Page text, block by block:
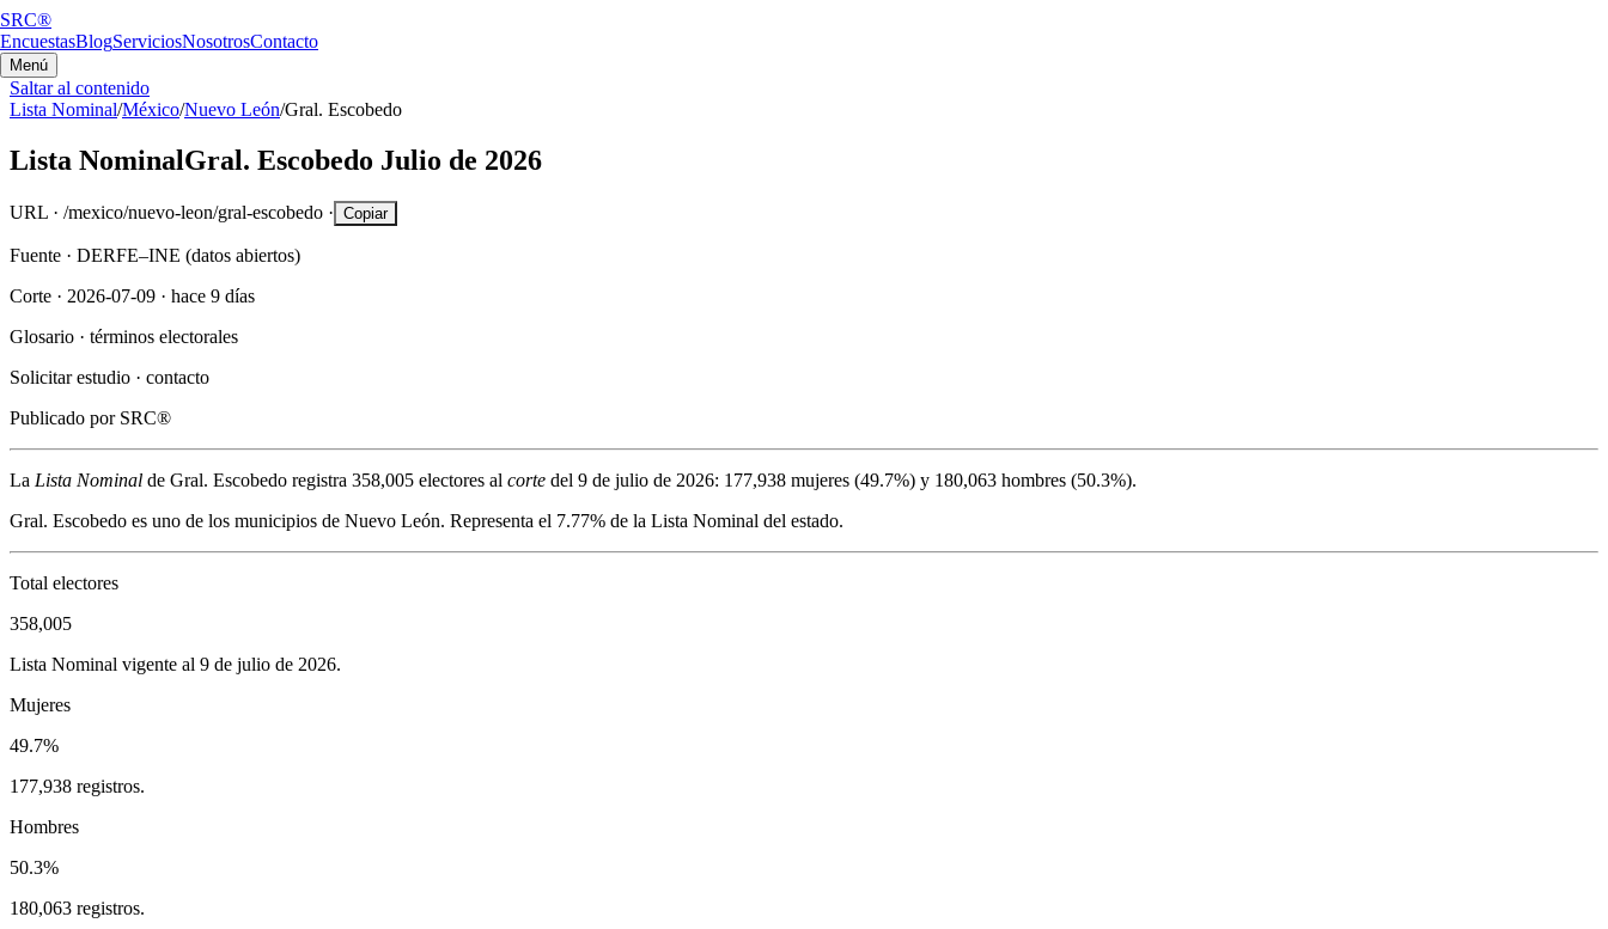
SRC®
EncuestasBlogServiciosNosotrosContacto
Menú
Saltar al contenido
Lista Nominal/México/Nuevo León/Gral. Escobedo
Lista NominalGral. Escobedo Julio de 2026
URL · /mexico/nuevo-leon/gral-escobedo · Copiar
Fuente · DERFE–INE (datos abiertos)
Corte · 2026-07-09 · hace 9 días
Glosario · términos electorales
Solicitar estudio · contacto
Publicado por SRC®
La Lista Nominal de Gral. Escobedo registra 358,005 electores al corte del 9 de julio de 2026: 177,938 mujeres (49.7%) y 180,063 hombres (50.3%).
Gral. Escobedo es uno de los municipios de Nuevo León. Representa el 7.77% de la Lista Nominal del estado.
Total electores
358,005
Lista Nominal vigente al 9 de julio de 2026.
Mujeres
49.7%
177,938 registros.
Hombres
50.3%
180,063 registros.